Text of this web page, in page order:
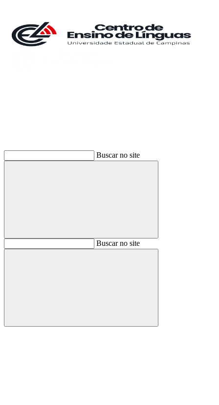
Buscar no site
BuscarBuscar no site
Buscar